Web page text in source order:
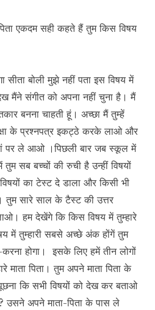
पिता एकदम सही कहते हैं तुम किस विषय
सीता बोली मुझे नहीं पता इस विषय में
मैंने संगीत को अपना नहीं चुना है। मैं
बनना चाहती हूं। अच्छा मैं तुम्हें
के प्रश्नपत्र इकट्ठे करके लाओ और
पर ले आओ ।पिछली बार जब स्कूल में
सब बच्चों की रुची है उन्हीं विषयों
का टेस्ट दे डाला और किसी भी
तुम सारे साल के टैस्ट की उत्तर
हम देखेंगे कि किस विषय में तुम्हारे
में तुम्हारी सबसे अच्छे अंक होंगें तुम
होगा। इसके लिए हमें तीन लोगों
माता पिता। तुम अपने माता पिता के
कि सभी विषयों को देख कर बताओ
उसने अपने माता-पिता के पास ले